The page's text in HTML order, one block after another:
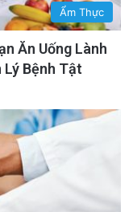
Ẩm Thực
Ăn Uống Lành
Lý Bệnh Tật